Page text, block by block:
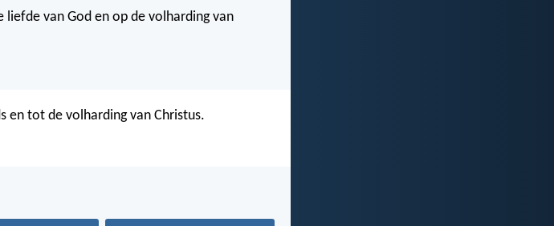
van God en op de volharding van
en tot de volharding van Christus.